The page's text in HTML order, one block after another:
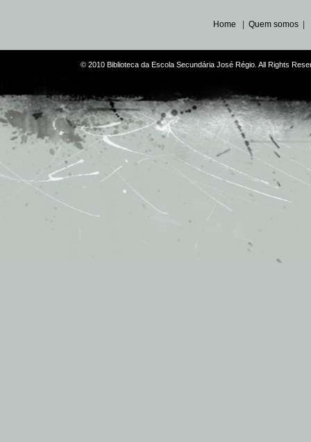
Home Quem somos
© 2010 Biblioteca da Escola Secundária José Régio. All Rights